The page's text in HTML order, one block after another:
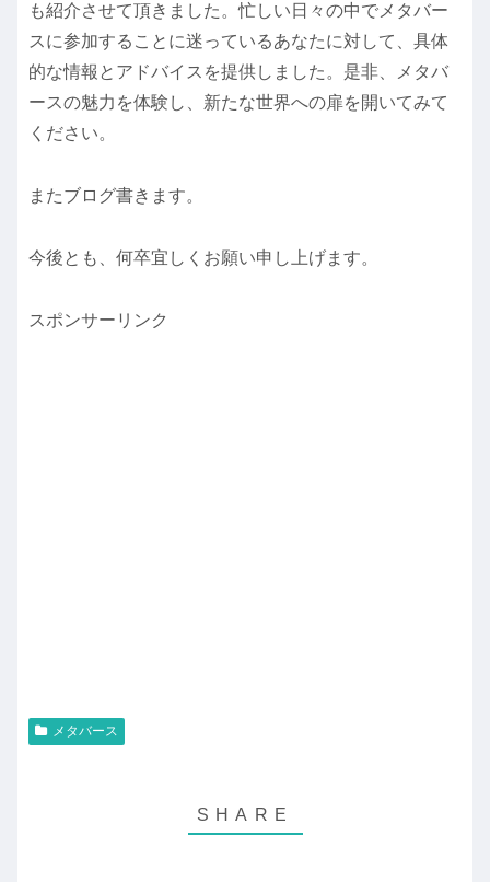
も紹介させて頂きました。忙しい日々の中でメタバー
スに参加することに迷っているあなたに対して、具体
的な情報とアドバイスを提供しました。是非、メタバ
ースの魅力を体験し、新たな世界への扉を開いてみて
ください。
またブログ書きます。
今後とも、何卒宜しくお願い申し上げます。
スポンサーリンク
メタバース